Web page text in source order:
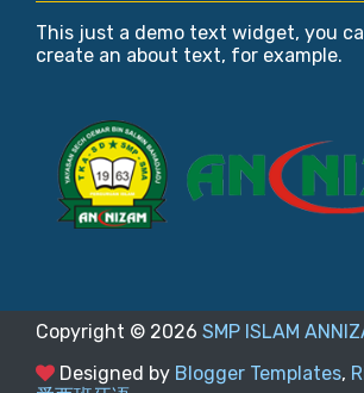
This just a demo text widget, you
create an about text, for example.
Copyright © 2026 SMP ISLAM
Designed by Blogger Templates,